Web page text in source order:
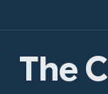
The